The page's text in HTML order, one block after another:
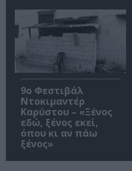
9ο Φεστιβάλ
Ντοκιμαντέρ
Καρύστου – «Ξένος
εδώ, ξένος εκεί,
όπου κι αν πάω
ξένος»